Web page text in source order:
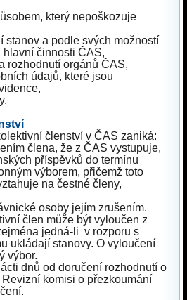
který nepoškozuje
stanov a podle svých možností
činnosti ČAS,
rozhodnutí orgánů ČAS,
údajů, které jsou
členství v ČAS zaniká:
člena, že z ČAS vystupuje,
příspěvků do termínu
výborem, přičemž toto
na čestné členy,
osoby jejím zrušením.
člen může být vyloučen z
jedná-li v rozporu s
ukládají stanovy. O vyloučení
výbor.
dnů od doručení rozhodnutí o
komisi o přezkoumání